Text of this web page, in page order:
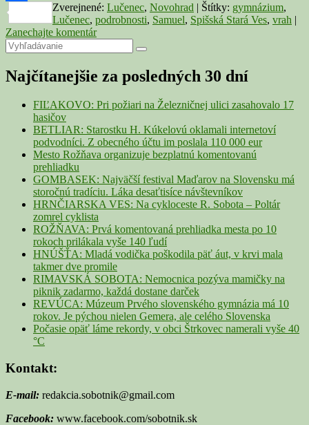
Link
Share
Zverejnené: Lučenec, Novohrad | Štítky: gymnázium,
Lučenec, podrobnosti, Samuel, Spišská Stará Ves, vrah |
Zanechajte komentár
Primary
Sidebar
Widget
Area
Search
for:
Search
Najčítanejšie za posledných 30 dní
FIĽAKOVO: Pri požiari na Železničnej ulici zasahovalo 17
hasičov
BETLIAR: Starostku H. Kúkelovú oklamali internetoví
podvodníci. Z obecného účtu im poslala 110 000 eur
Mesto Rožňava organizuje bezplatnú komentovanú
prehliadku
GOMBASEK: Najväčší festival Maďarov na Slovensku má
storočnú tradíciu. Láka desaťtisíce návštevníkov
HRNČIARSKA VES: Na cykloceste R. Sobota – Poltár
zomrel cyklista
ROŽŇAVA: Prvá komentovaná prehliadka mesta po 10
rokoch prilákala vyše 140 ľudí
HNÚŠŤA: Mladá vodička poškodila päť áut, v krvi mala
takmer dve promile
RIMAVSKÁ SOBOTA: Nemocnica pozýva mamičky na
piknik zadarmo, každá dostane darček
REVÚCA: Múzeum Prvého slovenského gymnázia má 10
rokov. Je pýchou nielen Gemera, ale celého Slovenska
Počasie opäť láme rekordy, v obci Štrkovec namerali vyše 40
°C
Kontakt:
E-mail: redakcia.sobotnik@gmail.com
Facebook: www.facebook.com/sobotnik.sk